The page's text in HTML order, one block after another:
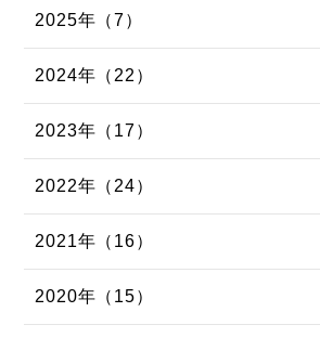
2025年（7）
2024年（22）
2023年（17）
2022年（24）
2021年（16）
2020年（15）